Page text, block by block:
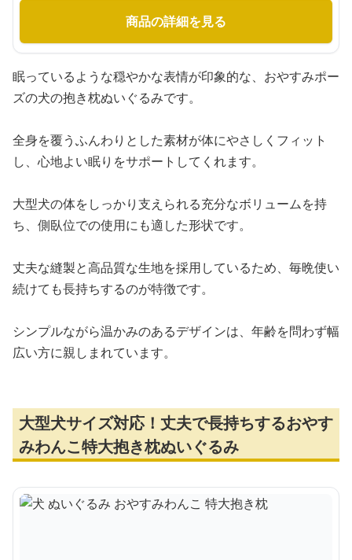
商品の詳細を見る
眠っているような穏やかな表情が印象的な、おやすみポー
ズの犬の抱き枕ぬいぐるみです。
全身を覆うふんわりとした素材が体にやさしくフィット
し、心地よい眠りをサポートしてくれます。
大型犬の体をしっかり支えられる充分なボリュームを持
ち、側臥位での使用にも適した形状です。
丈夫な縫製と高品質な生地を採用しているため、毎晩使い
続けても長持ちするのが特徴です。
シンプルながら温かみのあるデザインは、年齢を問わず幅
広い方に親しまれています。
大型犬サイズ対応！丈夫で長持ちするおやす
みわんこ特大抱き枕ぬいぐるみ